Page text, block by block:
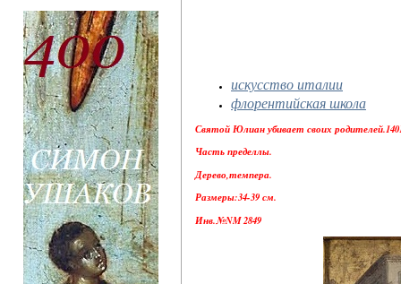
искусство италии
флорентийская школа
Святой Юлиан убивает своих родителей.1401
Часть пределлы.
Дерево,темпера.
Размеры:34-39 см.
Инв.№NM 2849